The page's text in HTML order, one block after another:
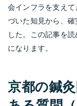
会インフラを支え
づいた知見から、
した。この記事を
になります。
京都の鍼